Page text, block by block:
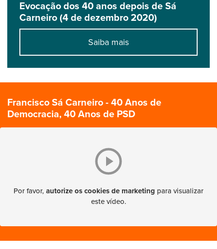
Evocação dos 40 anos depois de Sá
Carneiro (4 de dezembro 2020)
Saiba mais
Francisco Sá Carneiro - 40 Anos de
Democracia, 40 Anos de PSD
Por favor, autorize os cookies de marketing para visualizar
este vídeo.